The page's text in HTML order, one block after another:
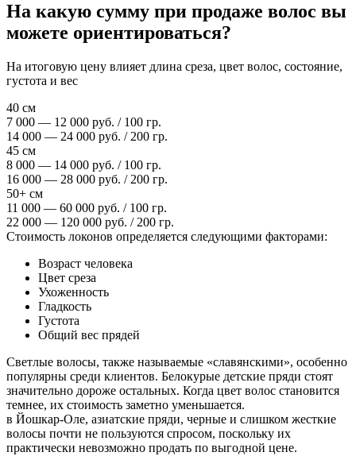
На какую сумму при продаже волос вы
можете ориентироваться?
На итоговую цену влияет длина среза, цвет волос, состояние,
густота и вес
40 см
7 000 — 12 000 руб. / 100 гр.
14 000 — 24 000 руб. / 200 гр.
45 см
8 000 — 14 000 руб. / 100 гр.
16 000 — 28 000 руб. / 200 гр.
50+ см
11 000 — 60 000 руб. / 100 гр.
22 000 — 120 000 руб. / 200 гр.
Стоимость локонов определяется следующими факторами:
Возраст человека
Цвет среза
Ухоженность
Гладкость
Густота
Общий вес прядей
Светлые волосы, также называемые «славянскими», особенно
популярны среди клиентов. Белокурые детские пряди стоят
значительно дороже остальных. Когда цвет волос становится
темнее, их стоимость заметно уменьшается.
в Йошкар-Оле, азиатские пряди, черные и слишком жесткие
волосы почти не пользуются спросом, поскольку их
практически невозможно продать по выгодной цене.